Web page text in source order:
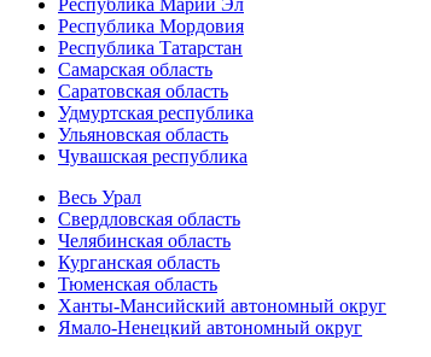
Республика Марий Эл
Республика Мордовия
Республика Татарстан
Самарская область
Саратовская область
Удмуртская республика
Ульяновская область
Чувашская республика
Весь Урал
Свердловская область
Челябинская область
Курганская область
Тюменская область
Ханты-Мансийский автономный округ
Ямало-Ненецкий автономный округ